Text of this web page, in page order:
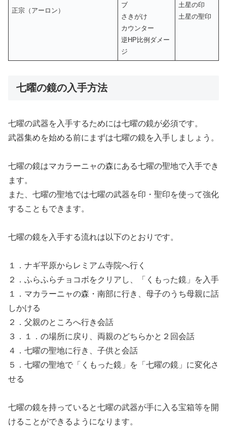
正宗（アーロン）
ブ
さきがけ
カウンター
逆HP比例ダメー
ジ
土星の印
土星の聖印
七曜の鏡の入手方法
七曜の武器を入手するためには七曜の鏡が必須です。
武器集めを始める前にまずは七曜の鏡を入手しましょう。
七曜の鏡はマカラーニャの森にある七曜の聖地で入手でき
ます。
また、七曜の聖地では七曜の武器を印・聖印を使って強化
することもできます。
七曜の鏡を入手する流れは以下のとおりです。
１．ナギ平原からレミアム寺院へ行く
２．ふらふらチョコボをクリアし、「くもった鏡」を入手
１．マカラーニャの森・南部に行き、母子のうち母親に話
しかける
２．父親のところへ行き会話
３．１．の場所に戻り、両親のどちらかと２回会話
４．七曜の聖地に行き、子供と会話
５．七曜の聖地で「くもった鏡」を「七曜の鏡」に変化さ
せる
七曜の鏡を持っていると七曜の武器が手に入る宝箱等を開
けることができるようになります。